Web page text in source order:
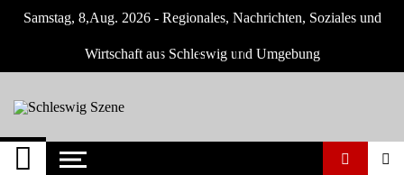
Samstag, 8,Aug. 2026 - Regionales, Nachrichten, Soziales und
Wirtschaft aus Schleswig und Umgebung
Schleswig Szene
Neuigkeiten und Nachrichten aus Schleswig
und Umgebung